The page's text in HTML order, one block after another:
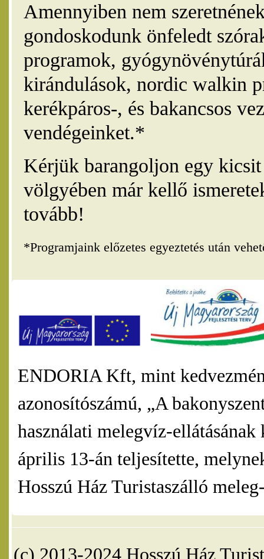
Amennyiben nem
gondoskodunk önfeledt
programok,
kirándulások, nordic walkin
kerékpáros-, és bakancsos
vendégeinket.*
Kérjük barangoljon egy
völgyében már kellő
tovább!
*Programjaink előzetes egyeztetés után
ENDORIA Kft, mint
azonosítószámú, „A
használati melegvíz-
április 13-án teljesítette,
Hosszú Ház Turistaszálló
(c) 2013-2024 Hosszú Ház